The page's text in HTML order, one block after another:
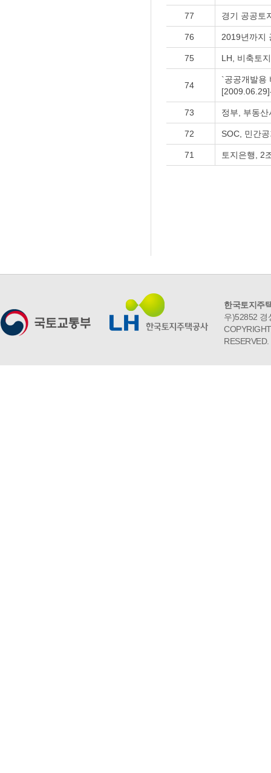
77 경기 공공토
76 2019년까지
75 LH, 비축토
74
`공공개발용
73 정부, 부동
72 SOC, 민간
71 토지은행, 2
한국토지주
우)52852 경
RESERVED.